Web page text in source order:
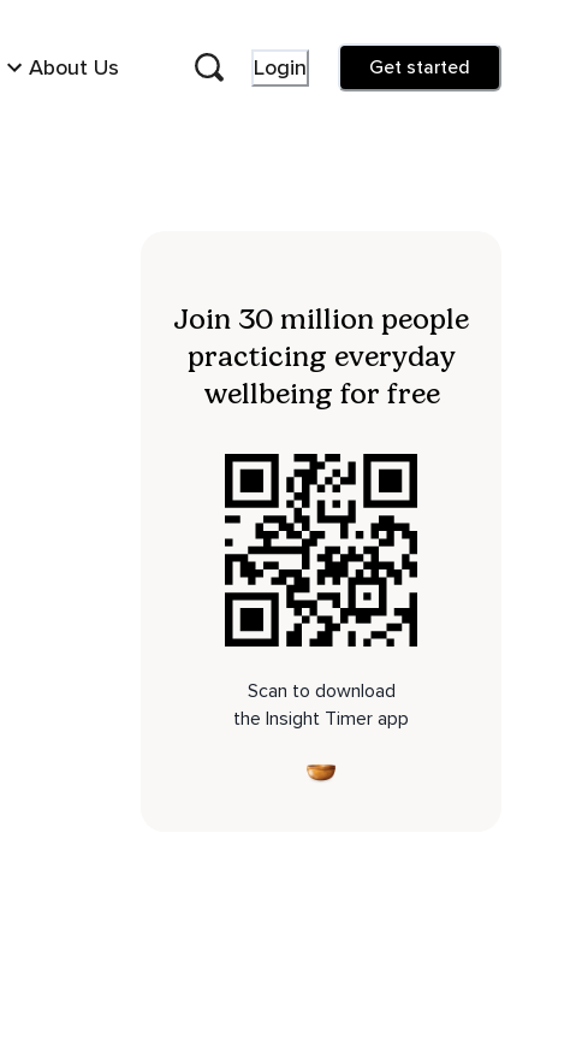
About Us Login Get started
Join 30 million people
practicing everyday
wellbeing for free
Scan to download
the Insight Timer app